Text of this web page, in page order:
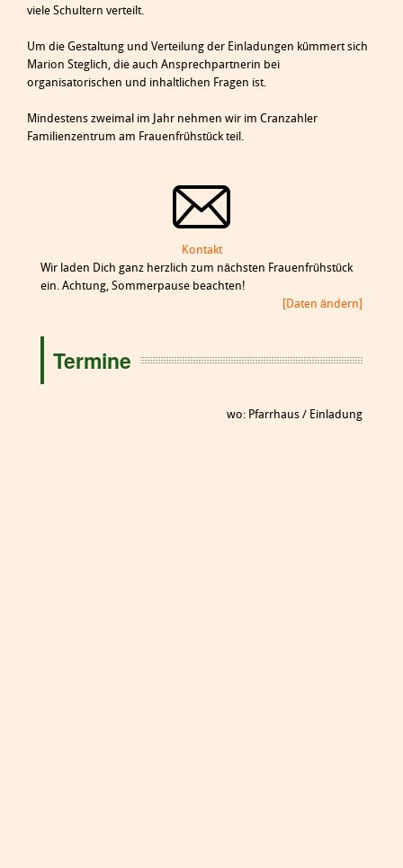
viele Schultern verteilt.
Um die Gestaltung und Verteilung der Einladungen kümmert sich
Marion Steglich, die auch Ansprechpartnerin bei
organisatorischen und inhaltlichen Fragen ist.
Mindestens zweimal im Jahr nehmen wir im Cranzahler
Familienzentrum am Frauenfrühstück teil.
Kontakt
Wir laden Dich ganz herzlich zum nächsten Frauenfrühstück
ein. Achtung, Sommerpause beachten!
[Daten ändern]
Termine
wo: Pfarrhaus / Einladung